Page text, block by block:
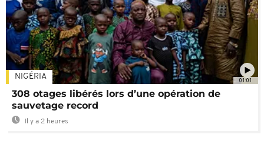
01:01
NIGÉRIA
308 otages libérés lors d’une opération de
sauvetage record
Il y a 2 heures